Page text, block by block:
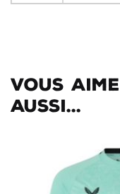
Vous
aussi...